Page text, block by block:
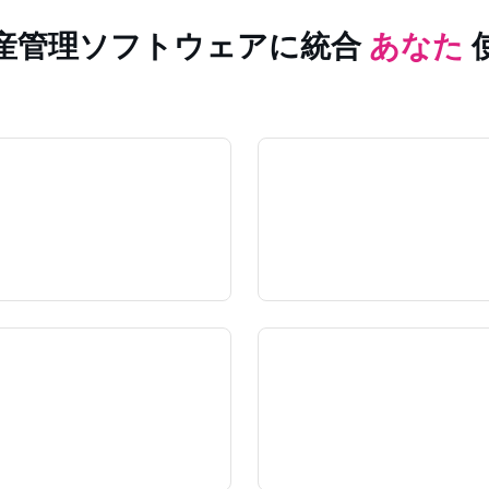
管理ソフトウェアに統合 あなた